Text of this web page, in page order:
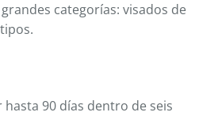
categorías: visados de
90 días dentro de seis